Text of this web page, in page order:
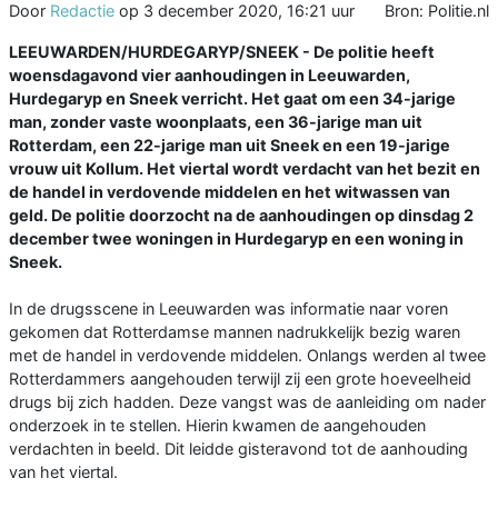
Door Redactie op 3 december 2020, 16:21 uur Bron: Politie.nl
LEEUWARDEN/HURDEGARYP/SNEEK - De politie heeft
woensdagavond vier aanhoudingen in Leeuwarden,
Hurdegaryp en Sneek verricht. Het gaat om een 34-jarige
man, zonder vaste woonplaats, een 36-jarige man uit
Rotterdam, een 22-jarige man uit Sneek en een 19-jarige
vrouw uit Kollum. Het viertal wordt verdacht van het bezit en
de handel in verdovende middelen en het witwassen van
geld. De politie doorzocht na de aanhoudingen op dinsdag 2
december twee woningen in Hurdegaryp en een woning in
Sneek.
In de drugsscene in Leeuwarden was informatie naar voren
gekomen dat Rotterdamse mannen nadrukkelijk bezig waren
met de handel in verdovende middelen. Onlangs werden al twee
Rotterdammers aangehouden terwijl zij een grote hoeveelheid
drugs bij zich hadden. Deze vangst was de aanleiding om nader
onderzoek in te stellen. Hierin kwamen de aangehouden
verdachten in beeld. Dit leidde gisteravond tot de aanhouding
van het viertal.